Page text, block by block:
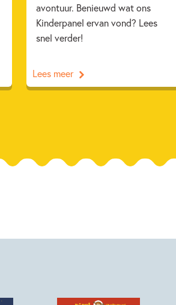
avontuur. Benieuwd wat ons
Kinderpanel ervan vond? Lees
snel verder!
Lees meer